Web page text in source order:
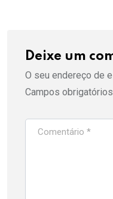
Deixe um
O seu endereço de
Campos